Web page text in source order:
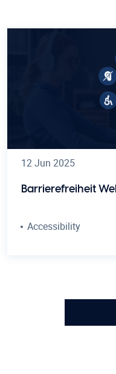
12 Jun 2025
Barrierefreiheit
Accessibility